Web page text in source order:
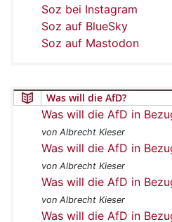
Soz bei Instagram
Soz auf BlueSky
Soz auf Mastodon
Was will die AfD?
Was will die AfD in
von Albrecht Kieser
Was will die AfD in
von Albrecht Kieser
Was will die AfD in
von Albrecht Kieser
Was will die AfD in